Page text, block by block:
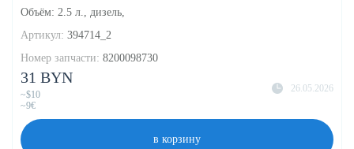
Объём: 2.5 л., дизель,
Артикул: 394714_2
Номер запчасти: 8200098730
26.05.2026
31 BYN
~$10
~9€
в корзину